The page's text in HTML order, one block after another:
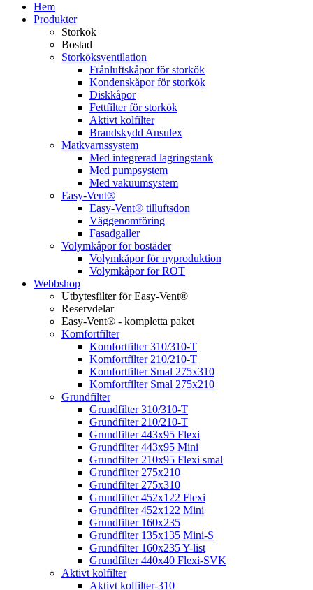
Hem
Produkter
Storkök
Bostad
Storköksventilation
Frånluftskåpor för storkök
Kondenskåpor för storkök
Diskkåpor
Fettfilter för storkök
Aktivt kolfilter
Brandskydd Ansulex
Matkvarnssystem
Med integrerad lagringstank
Med pumpsystem
Med vakuumsystem
Easy-Vent®
Easy-Vent® tilluftsdon
Väggenomföring
Fasadgaller
Volymkåpor för bostäder
Volymkåpor för nyproduktion
Volymkåpor för ROT
Webbshop
Utbytesfilter för Easy-Vent®
Reservdelar
Easy-Vent® - kompletta paket
Komfortfilter
Komfortfilter 310/310-T
Komfortfilter 210/210-T
Komfortfilter Smal 275x310
Komfortfilter Smal 275x210
Grundfilter
Grundfilter 310/310-T
Grundfilter 210/210-T
Grundfilter 443x95 Flexi
Grundfilter 443x95 Mini
Grundfilter 210x95 Flexi smal
Grundfilter 275x210
Grundfilter 275x310
Grundfilter 452x122 Flexi
Grundfilter 452x122 Mini
Grundfilter 160x235
Grundfilter 135x135 Mini-S
Grundfilter 160x235 Y-list
Grundfilter 440x40 Flexi-SVK
Aktivt kolfilter
Aktivt kolfilter-310